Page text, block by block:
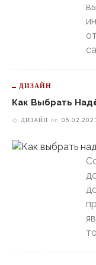
ДИЗАЙН
Как Выбрать
ДИЗАЙН on 05.02.2021